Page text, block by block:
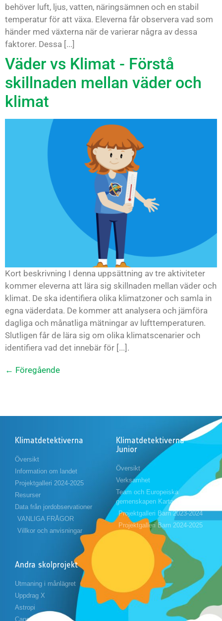
behöver luft, ljus, vatten, näringsämnen och en stabil
temperatur för att växa. Eleverna får observera vad som
händer med växterna när de varierar några av dessa
faktorer. Dessa [...]
Väder vs Klimat - Förstå
skillnaden mellan väder och
klimat
Kort beskrivning I denna uppsättning av tre aktiviteter
kommer eleverna att lära sig skillnaden mellan väder och
klimat. De ska identifiera olika klimatzoner och samla in
egna väderdata. De kommer att analysera och jämföra
dagliga och månatliga mätningar av lufttemperaturen.
Slutligen får de lära sig om olika klimatscenarier och
identifiera vad det innebär för [...].
← Föregående
Klimatdetektiverna
Översikt
Information om landet
Projektgalleri 2024-2025
Resurser
Data från jordobservationer
VANLIGA FRÅGOR
Villkor och anvisningar
Klimatdetektiverna
Junior
Översikt
Verksamhet
Team och Europeiska
gemenskapen Karta
Projektgalleri Barn 2023-2024
Projektgalleri Barn 2024-2025
Andra skolprojekt
Utmaning i månlägret
Uppdrag X
Astropi
Cansat